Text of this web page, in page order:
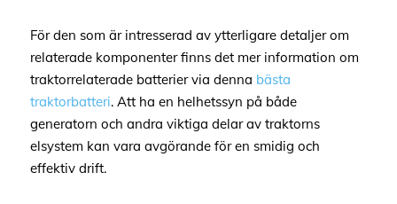
För den som är intresserad av ytterligare detaljer om
relaterade komponenter finns det mer information om
traktorrelaterade batterier via denna bästa
traktorbatteri. Att ha en helhetssyn på både
generatorn och andra viktiga delar av traktorns
elsystem kan vara avgörande för en smidig och
effektiv drift.